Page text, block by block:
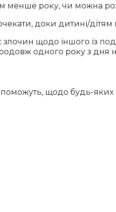
менше року, чи можна
доки дитині/
щодо іншого із
одного року з
щодо будь-